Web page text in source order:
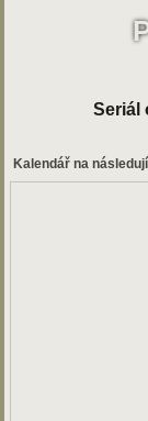
Seriál
Kalendář na